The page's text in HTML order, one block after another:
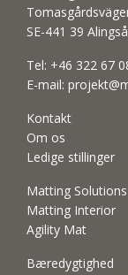
SE-441 39
Tel: +46 322 67
E-mail:
Kontakt
Om os
Ledige stillinger
Matting Solutions
Matting Interior
Agility Mat
Bæredygtighed